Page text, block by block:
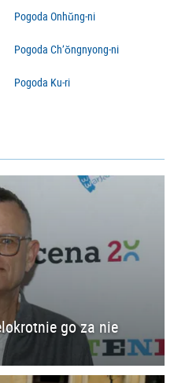
Pogoda Onhŭng-ni
Pogoda Ch’ŏngnyong-ni
Pogoda Ku-ri
go za nie